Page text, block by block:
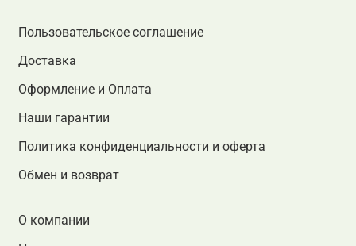
Пользовательское соглашение
Доставка
Оформление и Оплата
Наши гарантии
Политика конфиденциальности и оферта
Обмен и возврат
О компании